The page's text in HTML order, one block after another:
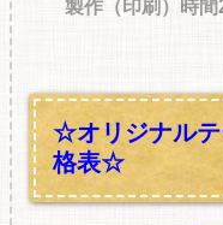
製作（印刷）時
☆オリジナルテ
格表☆